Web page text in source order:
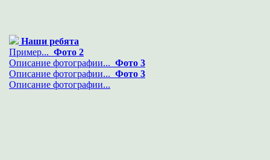
Наши ребята
Пример... Фото 2
Описание фотографии... Фото 3
Описание фотографии... Фото 3
Описание фотографии...